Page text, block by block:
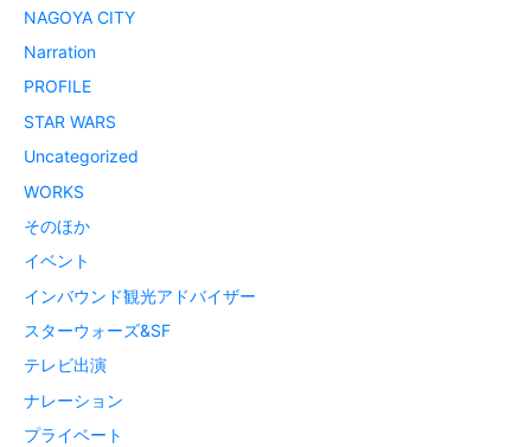
NAGOYA CITY
Narration
PROFILE
STAR WARS
Uncategorized
WORKS
そのほか
イベント
インバウンド観光アドバイザー
スターウォーズ&SF
テレビ出演
ナレーション
プライベート